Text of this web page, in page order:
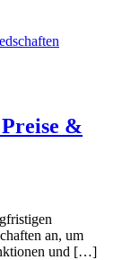
&
an, um
und […]